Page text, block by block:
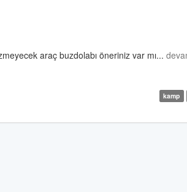
araç buzdolabı öneriniz var mı...
kamp